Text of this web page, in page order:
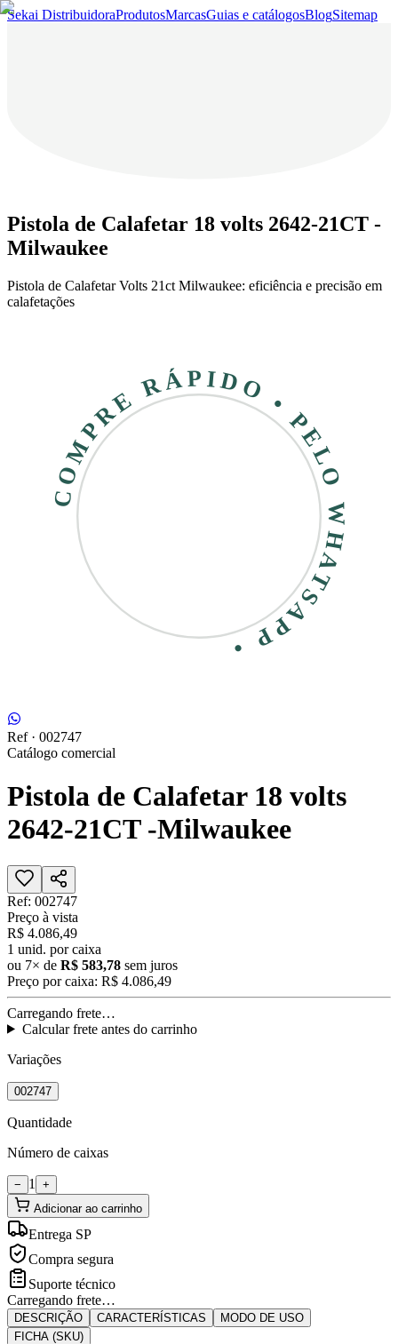
Sekai DistribuidoraProdutosMarcasGuias e catálogosBlogSitemap
Pistola de Calafetar 18 volts 2642-21CT -
Milwaukee
Pistola de Calafetar Volts 21ct Milwaukee: eficiência e precisão em
calafetações
COMPRE RÁPIDO • PELO WHATSAPP •
Ref · 002747
Catálogo comercial
Pistola de Calafetar 18 volts
2642-21CT -Milwaukee
Ref: 002747
Preço à vista
R$ 4.086,49
1 unid. por caixa
ou 7× de R$ 583,78 sem juros
Preço por caixa: R$ 4.086,49
Carregando frete…
Calcular frete antes do carrinho
Variações
002747
Quantidade
Número de caixas
− 1
+
Adicionar ao carrinho
Entrega SP
Compra segura
Suporte técnico
Carregando frete…
DESCRIÇÃO CARACTERÍSTICAS
MODO DE USO
FICHA (SKU)